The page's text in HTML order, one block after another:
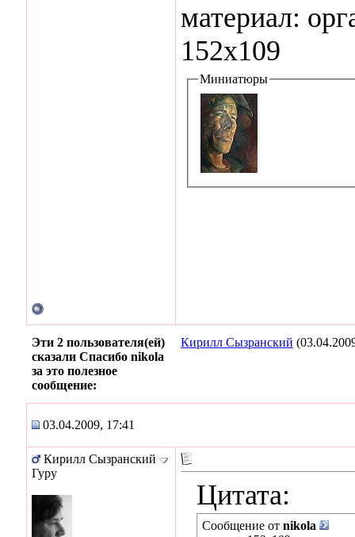
материал:
152х109
Миниатюры
Эти 2 пользователя(ей)
сказали Спасибо nikola
за это полезное
сообщение:
Кирилл Сызранский
03.04.2009, 17:41
Кирилл Сызранский
Гуру
Цитата:
Сообщение от nikola